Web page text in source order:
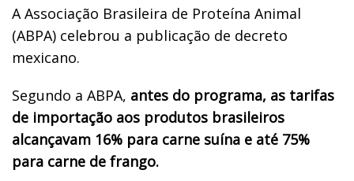
A Associação Brasileira de Proteína Animal
(ABPA) celebrou a publicação de decreto
mexicano.
Segundo a ABPA, antes do programa, as tarifas
de importação aos produtos brasileiros
alcançavam 16% para carne suína e até 75%
para carne de frango.